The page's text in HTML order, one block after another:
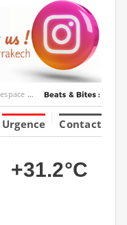
Urgence Contact
+31.2°C